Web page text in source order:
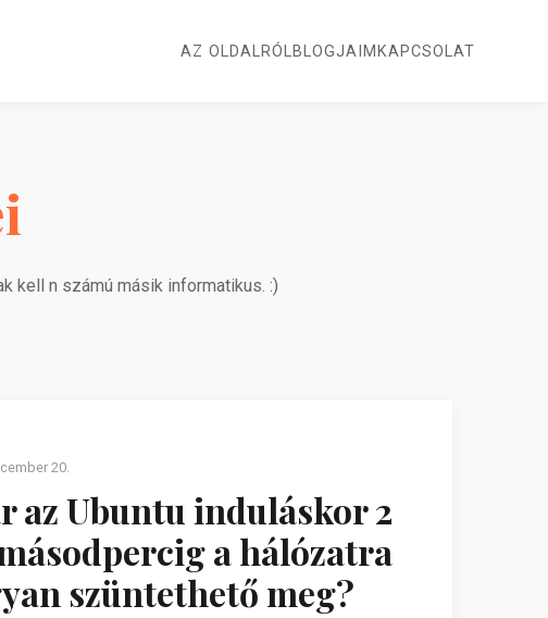
AZ OLDALRÓLBLOGJAIM KAPCSOLAT
kell n számú másik informatikus. :)
20.
az Ubuntu induláskor 2
a hálózatra
szüntethető meg?